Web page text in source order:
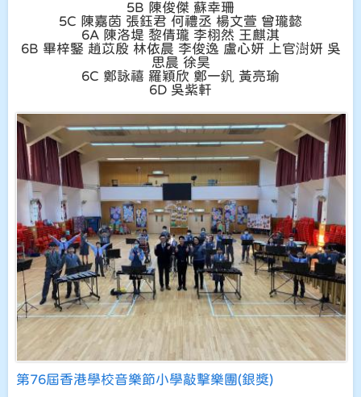
5B 陳俊傑 蘇幸珊
5C 陳嘉茵 張鈺君 何禮丞 楊文萱 曾瓏懿
6A 陳洛堤 黎倩瓏 李栩然 王麒淇
6B 畢梓鋻 趙苡殷 林依晨 李俊逸 盧心妍 上官澍妍 吳
思晨 徐昊
6C 鄭詠禧 羅穎欣 鄭一釩 黃亮瑜
6D 吳紫軒
第76屆香港學校音樂節小學敲擊樂團(銀獎)